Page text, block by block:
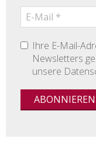
Ihre E-Mail-
Newsletters
unsere